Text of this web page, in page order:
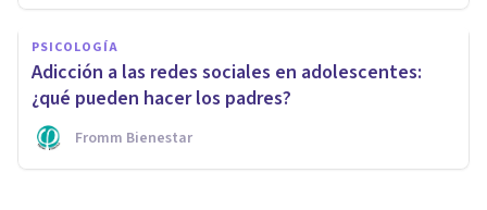
PSICOLOGÍA
Adicción a las redes sociales en adolescentes:
¿qué pueden hacer los padres?
Fromm Bienestar